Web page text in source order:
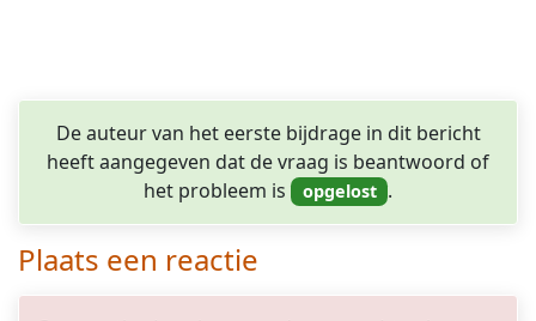
De auteur van het eerste bijdrage in dit bericht
heeft aangegeven dat de vraag is beantwoord of
het probleem is
.
Plaats een reactie